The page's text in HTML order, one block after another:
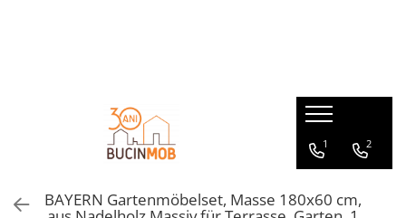
Holzläden aus Massivholz
Wohnzimmerbänke
Kommoden - Sideboards
Couchtische - Beistelltische
1 2
BAYERN Gartenmöbelset, Masse 180x60 cm,